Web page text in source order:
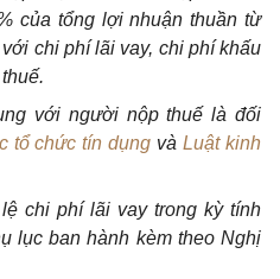
của tổng lợi nhuận thuần từ
chi phí lãi vay, chi phí khấu
với người nộp thuế là đối
tổ chức tín dụng vàLuật kinh
chi phí lãi vay trong kỳ tính
lục ban hành kèm theo Nghị